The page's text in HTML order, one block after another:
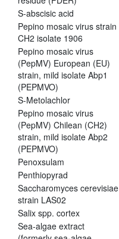
S-abscisic acid
Pepino mosaic virus strain
CH2 isolate 1906
Pepino mosaic virus
(PepMV) European (EU)
strain, mild isolate Abp1
(PEPMVO)
S-Metolachlor
Pepino mosaic virus
(PepMV) Chilean (CH2)
strain, mild isolate Abp2
(PEPMVO)
Penoxsulam
Penthiopyrad
Saccharomyces cerevisiae
strain LAS02
Salix spp. cortex
Sea-algae extract